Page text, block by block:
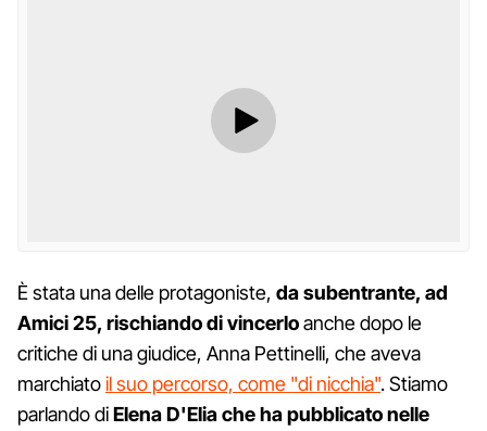
È stata una delle protagoniste, da subentrante, ad
Amici 25, rischiando di vincerloanche dopo le
critiche di una giudice, Anna Pettinelli, che aveva
marchiatoil suo percorso, come "di nicchia". Stiamo
parlando diElena D'Elia che ha pubblicato nelle